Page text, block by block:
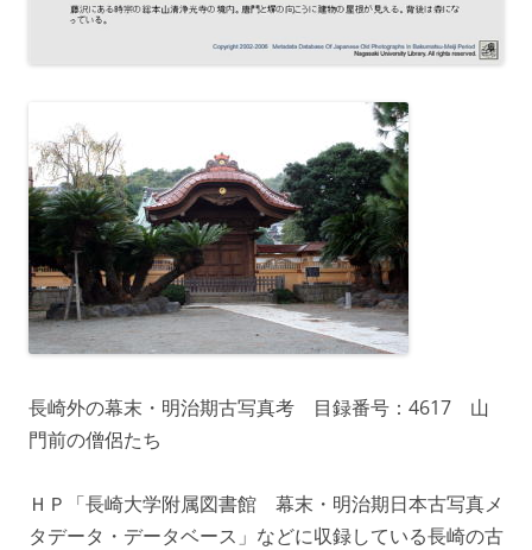
長崎外の幕末・明治期古写真考 目録番号：4617 山
門前の僧侶たち
ＨＰ「長崎大学附属図書館 幕末・明治期日本古写真メ
タデータ・データベース」などに収録している長崎の古